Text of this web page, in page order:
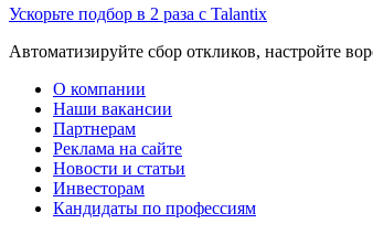
Ускорьте подбор в 2 раза с Talantix
Автоматизируйте сбор откликов, настройте
О компании
Наши вакансии
Партнерам
Реклама на сайте
Новости и статьи
Инвесторам
Кандидаты по профессиям